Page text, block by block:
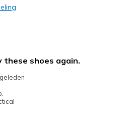
these shoes again.